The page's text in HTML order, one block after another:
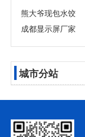
熊大爷现包水饺
成都显示屏厂家
城市分站